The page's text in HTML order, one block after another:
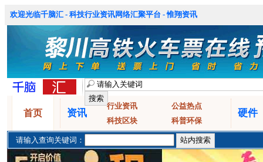
欢迎光临千脑汇 - 科技行业资讯网络汇聚平台 - 惟翔资讯
首页 资讯
行业资讯
公益热点
科技区块
科普环保
硬件
请输入查询关键词：